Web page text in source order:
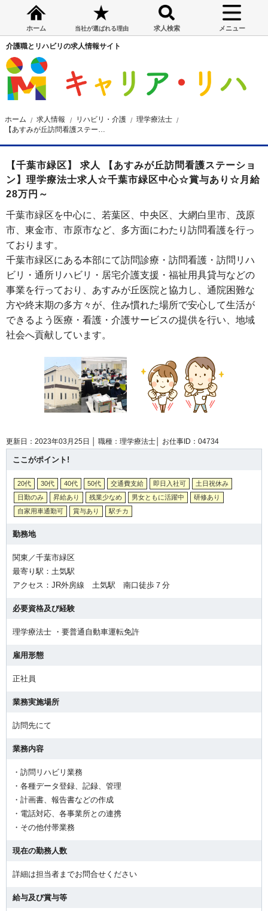
ホーム 当社が選ばれる理由 求人検索 メニュー
介護職とリハビリの求人情報サイト
ホーム 求人情報 リハビリ・介護
理学療法士
【千葉市緑区】 求人 【あすみが丘訪問看護ステーショ
ン】理学療法士求人☆千葉市緑区中心☆賞与あり☆月給
28万円～
千葉市緑区を中心に、若葉区、中央区、大網白里市、茂原
市、東金市、市原市など、多方面にわたり訪問看護を行っ
ております。
千葉市緑区にある本部にて訪問診療・訪問看護・訪問リハ
ビリ・通所リハビリ・居宅介護支援・福祉用具貸与などの
事業を行っており、あすみが丘医院と協力し、通院困難な
方や終末期の多方々が、住み慣れた場所で安心して生活が
できるよう医療・看護・介護サービスの提供を行い、地域
社会へ貢献しています。
更新日：2023年03月25日 │ 職種：理学療法士│ お仕事ID：04734
ここがポイント!
20代 30代 40代 50代 交通費支給 即日入社可
土日祝休み
日勤のみ
昇給あり 残業少なめ 男女ともに活躍中
研修あり
自家用車通勤可
賞与あり 駅チカ
勤務地
関東／千葉市緑区
最寄り駅：土気駅
アクセス：JR外房線 土気駅 南口徒歩７分
必要資格及び経験
理学療法士 ・要普通自動車運転免許
雇用形態
正社員
業務実施場所
訪問先にて
業務内容
・訪問リハビリ業務
・各種データ登録、記録、管理
・計画書、報告書などの作成
・電話対応、各事業所との連携
・その他付帯業務
現在の勤務人数
詳細は担当者までお問合せください
給与及び賞与等